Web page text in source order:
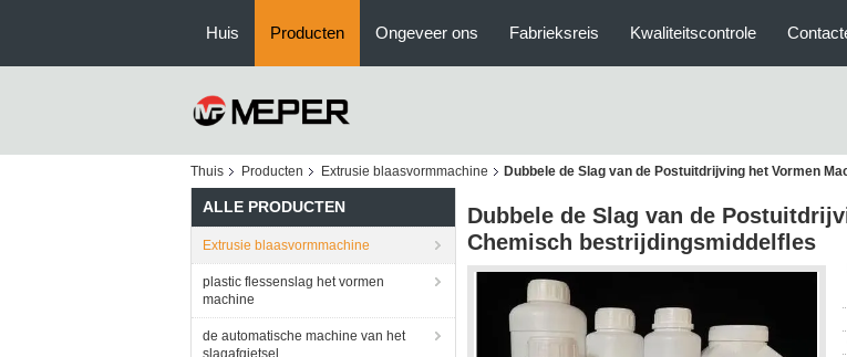
Huis Producten Ongeveer ons Fabrieksreis Kwaliteitscontrole
Thuis Producten Extrusie blaasvormmachine Dubbele de Slag van de Postuitdrijving het Vormen
ALLE PRODUCTEN
Extrusie blaasvormmachine
plastic flessenslag het vormen
machine
de automatische machine van het
slagafgietsel
Dubbele de Slag van de
Chemisch bestrijdingsmiddelfles